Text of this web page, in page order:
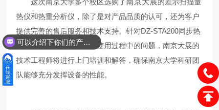
这次南京大学多个校区选购了南京大展的差示扫描量
热仪和热重分析仪，除了是对产品品质的认可，还为客户
提供完善的售后服务和技术支持。针对DZ-STA200同步热
分析仪的安装、调试以及使用过程中的问题，南京大展的
技术工程师将进行上门培训和解答，确保南京大学科研团
队能够充分发挥设备的性能。
你们是怎么收费的呢？